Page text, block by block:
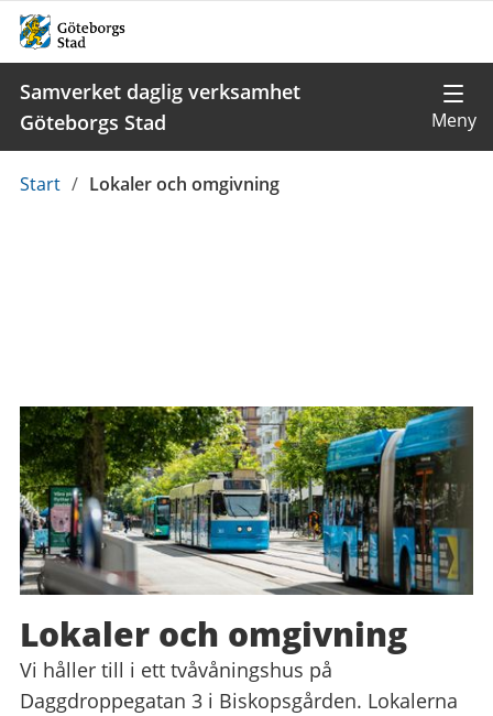
Samverket daglig verksamhet
Göteborgs Stad
Du
Start / Lokaler och omgivning
Lokaler och omgivning
Vi håller till i ett tvåvåningshus på
Daggdroppegatan 3 i Biskopsgården. Lokalerna